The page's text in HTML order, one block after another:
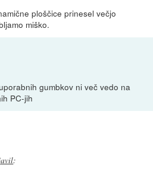
ploščice prinesel večjo
miško.
gumbkov ni več vedo na
PC-jih
: